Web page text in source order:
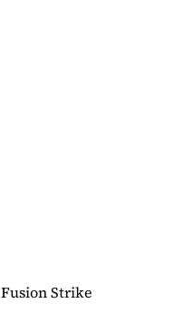
Strike